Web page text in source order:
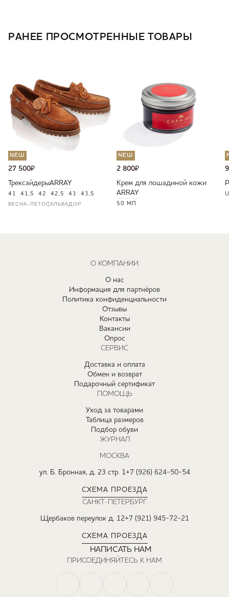
РАНЕЕ ПРОСМОТРЕННЫЕ ТОВАРЫ
NEW
27 500₽
ТрексайдерыARRAY
41 41,5 42 42,5 43 43,5
ВЕСНА-ЛЕТОСАЛЬВАДОР
NEW
2 800₽
Крем для лошадиной кожи
ARRAY
50 МЛ
О КОМПАНИИ
О нас
Информация для партнёров
Политика конфиденциальности
Отзывы
Контакты
Вакансии
Опрос
СЕРВИС
Доставка и оплата
Обмен и возврат
Подарочный сертификат
ПОМОЩЬ
Уход за товарами
Таблица размеров
Подбор обуви
ЖУРНАЛ
МОСКВА
ул. Б. Бронная, д. 23 стр. 1+7 (926) 624-50-54
СХЕМА ПРОЕЗДА
САНКТ-ПЕТЕРБУРГ
Щербаков переулок д. 12+7 (921) 945-72-21
СХЕМА ПРОЕЗДА
НАПИСАТЬ НАМ
ПРИСОЕДИНЯЙТЕСЬ К НАМ